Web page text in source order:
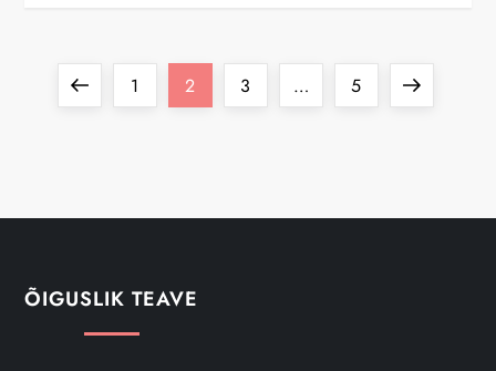
s
PreviousPage
1 Page
2 Page
3 … Page
5
Next
ÕIGUSLIK TEAVE